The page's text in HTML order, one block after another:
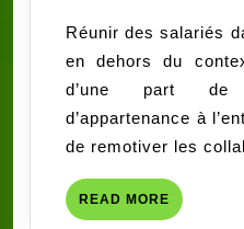
de
Réunir des salariés
en dehors du
d’une part de
d’appartenance à
de remotiver les
READ MORE READ
MORE